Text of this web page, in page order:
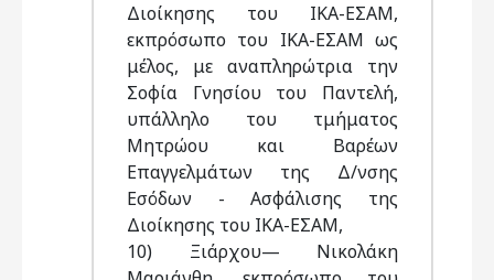
Διοίκησης του ΙΚΑ-ΕΣΑΜ,
εκπρόσωπο του ΙΚΑ-ΕΣΑΜ ως
μέλος, με αναπληρώτρια την
Σοφία Γνησίου του Παντελή,
υπάλληλο του τμήματος
Μητρώου και Βαρέων
Επαγγελμάτων της Δ/νσης
Εσόδων - Ασφάλισης της
Διοίκησης του ΙΚΑ-ΕΣΑΜ,
10) Ξιάρχου— Νικολάκη